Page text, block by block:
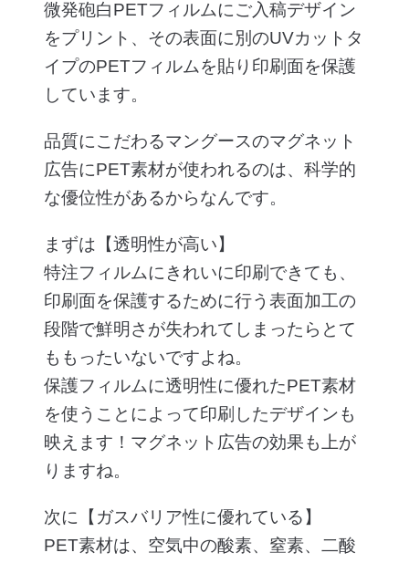
微発砲白PETフィルムにご入稿デザイン
をプリント、その表面に別のUVカットタ
イプのPETフィルムを貼り印刷面を保護
しています。
品質にこだわるマングースのマグネット
広告にPET素材が使われるのは、科学的
な優位性があるからなんです。
まずは【透明性が高い】
特注フィルムにきれいに印刷できても、
印刷面を保護するために行う表面加工の
段階で鮮明さが失われてしまったらとて
ももったいないですよね。
保護フィルムに透明性に優れたPET素材
を使うことによって印刷したデザインも
映えます！マグネット広告の効果も上が
りますね。
次に【ガスバリア性に優れている】
PET素材は、空気中の酸素、窒素、二酸